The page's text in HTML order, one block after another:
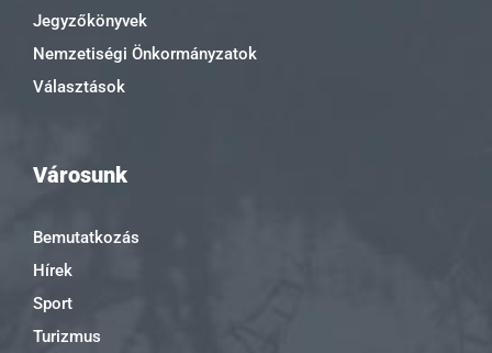
Jegyzőkönyvek
Nemzetiségi Önkormányzatok
Választások
Városunk
Bemutatkozás
Hírek
Sport
Turizmus